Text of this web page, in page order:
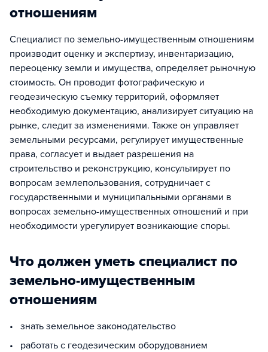
отношениям
Специалист по земельно-имущественным отношениям
производит оценку и экспертизу, инвентаризацию,
переоценку земли и имущества, определяет рыночную
стоимость. Он проводит фотографическую и
геодезическую съемку территорий, оформляет
необходимую документацию, анализирует ситуацию на
рынке, следит за изменениями. Также он управляет
земельными ресурсами, регулирует имущественные
права, согласует и выдает разрешения на
строительство и реконструкцию, консультирует по
вопросам землепользования, сотрудничает с
государственными и муниципальными органами в
вопросах земельно-имущественных отношений и при
необходимости урегулирует возникающие споры.
Что должен уметь специалист по
земельно-имущественным
отношениям
• знать земельное законодательство
• работать с геодезическим оборудованием